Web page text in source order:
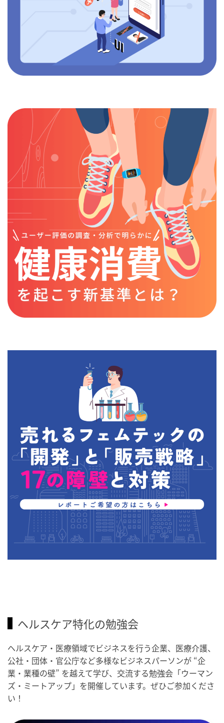
ヘルスケア特化の勉強会
ヘルスケア・医療領域でビジネスを行う企業、医療介護、
公社・団体・官公庁など多様なビジネスパーソンが “企
業・業種の壁” を越えて学び、交流する勉強会「ウーマン
ズ・ミートアップ」を開催しています。ぜひご参加くださ
い！